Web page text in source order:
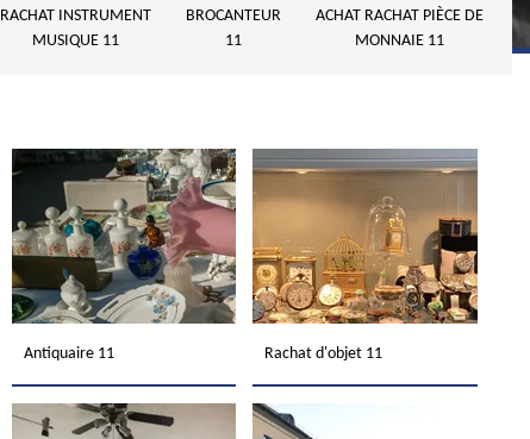
RACHAT INSTRUMENT
MUSIQUE 11
BROCANTEUR
11
ACHAT RACHAT PIÈCE DE
MONNAIE 11
Antiquaire 11 Rachat d'objet 11